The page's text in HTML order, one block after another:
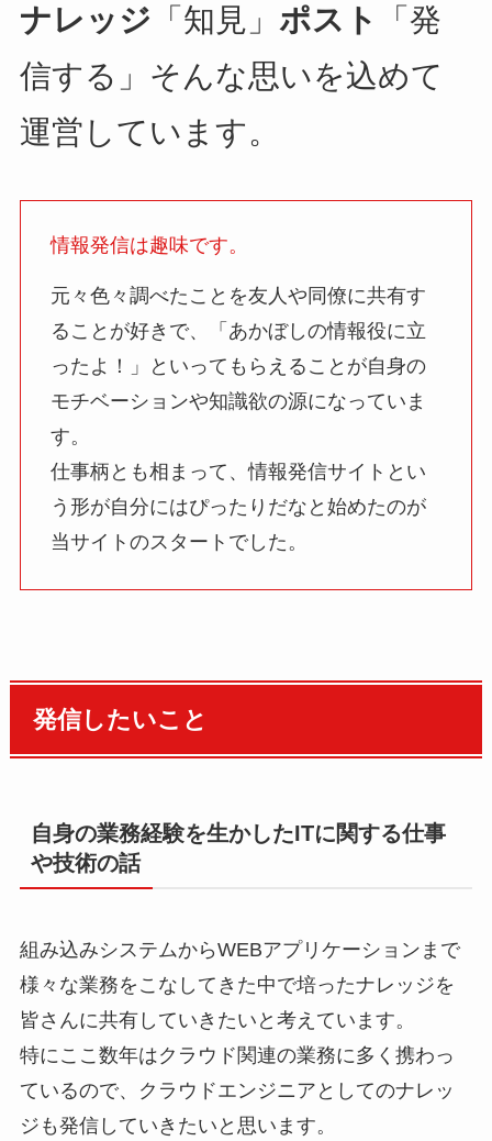
ナレッジ 「知見」 ポスト
「発
信する」そんな思いを込めて
運営しています。
情報発信は趣味です。
元々色々調べたことを友人や同僚に共有す
ることが好きで、「あかぼしの情報役に立
ったよ！」といってもらえることが自身の
モチベーションや知識欲の源になっていま
す。
仕事柄とも相まって、情報発信サイトとい
う形が自分にはぴったりだなと始めたのが
当サイトのスタートでした。
発信したいこと
自身の業務経験を生かしたITに関する仕事
や技術の話
組み込みシステムからWEBアプリケーションまで
様々な業務をこなしてきた中で培ったナレッジを
皆さんに共有していきたいと考えています。
特にここ数年はクラウド関連の業務に多く携わっ
ているので、クラウドエンジニアとしてのナレッ
ジも発信していきたいと思います。